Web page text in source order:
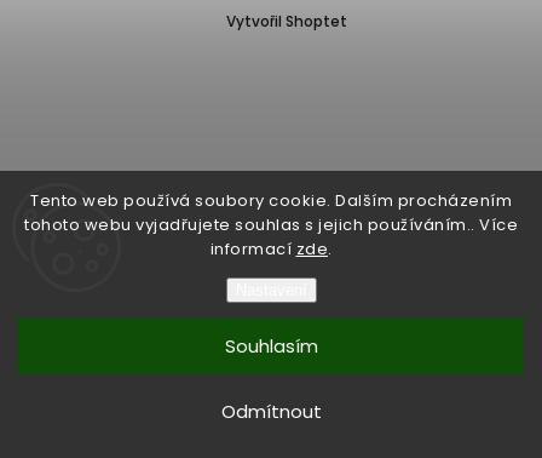
Tento web používá soubory cookie. Dalším procházením
tohoto webu vyjadřujete souhlas s jejich používáním.. Více
informací zde.
Odmítnout
Souhlasím
Vytvořil Shoptet